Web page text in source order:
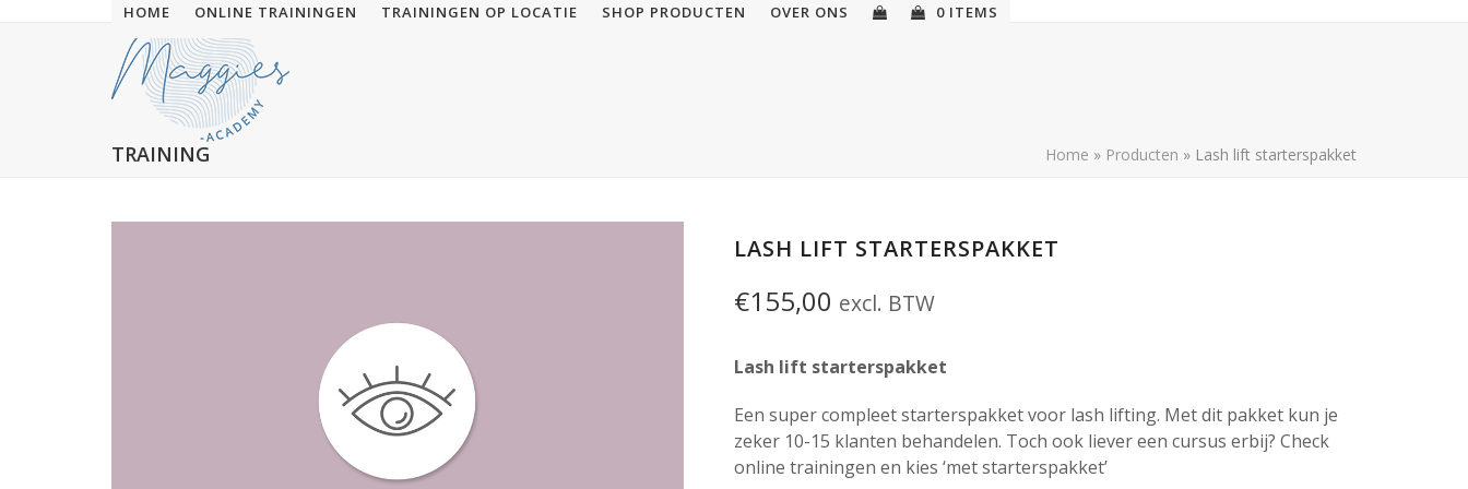
HOME ONLINE TRAININGEN TRAININGEN OP LOCATIE SHOP PRODUCTEN OVER ONS 0 ITEMS
TRAINING Home » Producten » Lash lift starterspakket
LASH LIFT STARTERSPAKKET
€155,00 excl. BTW
Lash lift starterspakket
Een super compleet starterspakket voor lash lifting. Met dit pakket kun je
zeker 10-15 klanten behandelen. Toch ook liever een cursus erbij? Check
online trainingen en kies ‘met starterspakket’